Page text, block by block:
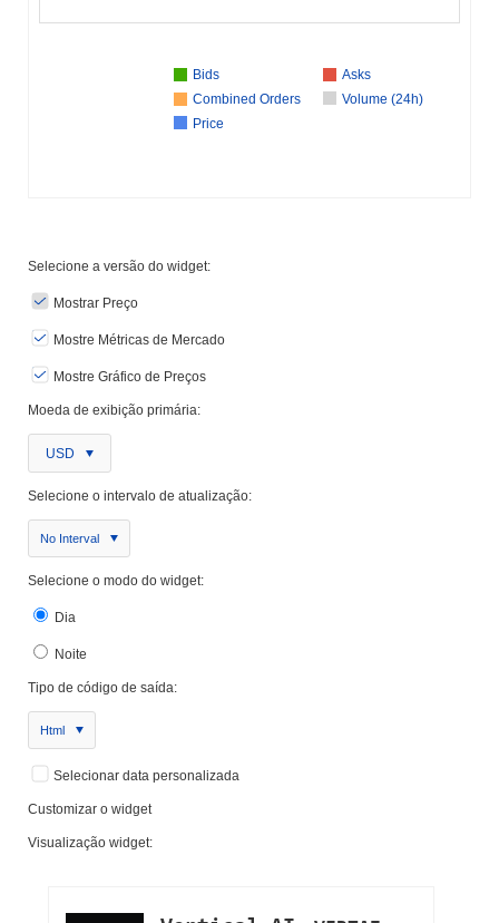
Bids
Asks
Combined Orders
Volume (24h)
Price
Selecione a versão do widget:
Mostrar Preço
Mostre Métricas de Mercado
Mostre Gráfico de Preços
Moeda de exibição primária:
USD
Selecione o intervalo de atualização:
No Interval
Selecione o modo do widget:
Dia
Noite
Tipo de código de saída:
Html
Selecionar data personalizada
Customizar o widget
Visualização widget: